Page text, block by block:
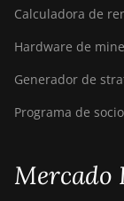
Calculadora de
Hardware de
Generador de
Programa de
Mercado